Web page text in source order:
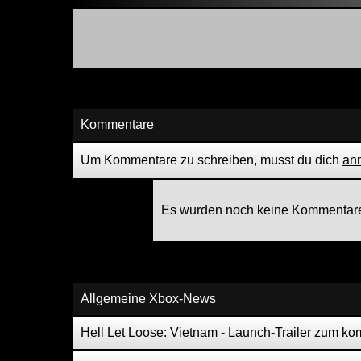
Kommentare
Um Kommentare zu schreiben, musst du dich
Es wurden noch keine
Allgemeine Xbox-News
Hell Let Loose: Vietnam - Launch-Trailer zum